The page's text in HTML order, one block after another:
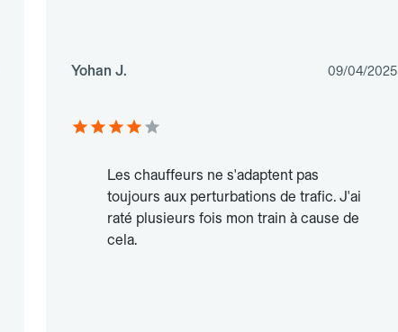
Yohan J. 09/04/2025
Les chauffeurs ne s'adaptent pas
toujours aux perturbations de trafic. J'ai
raté plusieurs fois mon train à cause de
cela.